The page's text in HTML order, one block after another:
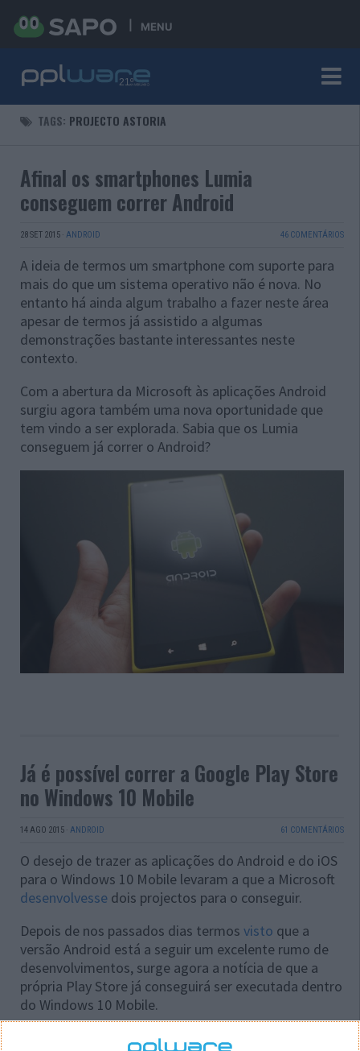
MENU
TAGS: PROJECTO ASTORIA
Afinal os smartphones Lumia
conseguem correr Android
28 SET 2015 · ANDROID 46 COMENTÁRIOS
A ideia de termos um smartphone com suporte para
mais do que um sistema operativo não é nova. No
entanto há ainda algum trabalho a fazer neste área
apesar de termos já assistido a algumas
demonstrações bastante interessantes neste
contexto.
Com a abertura da Microsoft às aplicações Android
surgiu agora também uma nova oportunidade que
tem vindo a ser explorada. Sabia que os Lumia
conseguem já correr o Android?
Já é possível correr a Google Play Store
no Windows 10 Mobile
14 AGO 2015 · ANDROID 61 COMENTÁRIOS
O desejo de trazer as aplicações do Android e do iOS
para o Windows 10 Mobile levaram a que a Microsoft
desenvolvesse dois projectos para o conseguir.
Depois de nos passados dias termos visto que a
versão Android está a seguir um excelente rumo de
desenvolvimentos, surge agora a notícia de que a
própria Play Store já conseguirá ser executada dentro
do Windows 10 Mobile.